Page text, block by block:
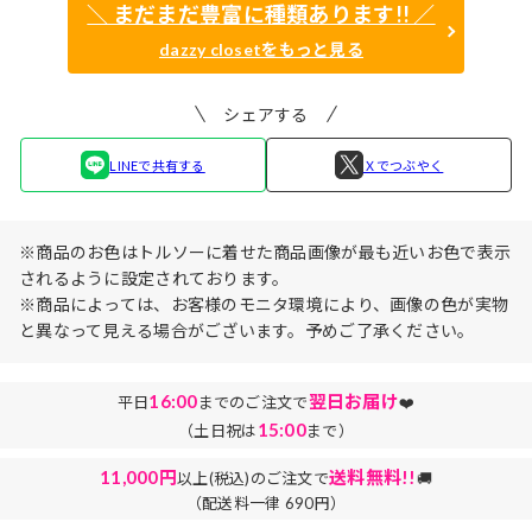
＼ まだまだ豊富に種類あります!! ／
dazzy closetをもっと見る
シェアする
LINEで共有する Ｘでつぶやく
※商品のお色はトルソーに着せた商品画像が最も近いお色で表示
されるように設定されております。
※商品によっては、お客様のモニタ環境により、画像の色が実物
と異なって見える場合がございます。予めご了承ください。
平日16:00までのご注文で翌日お届け❤️
（土日祝は15:00まで）
11,000円以上(税込)のご注文で送料無料!!🚚
（配送料一律 690円）